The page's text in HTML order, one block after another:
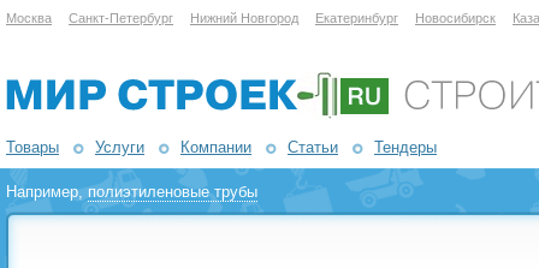
Москва Санкт-Петербург Нижний Новгород Екатеринбург Новосибирск
Товары Услуги Компании Статьи Тендеры
Например,полиэтиленовые трубы